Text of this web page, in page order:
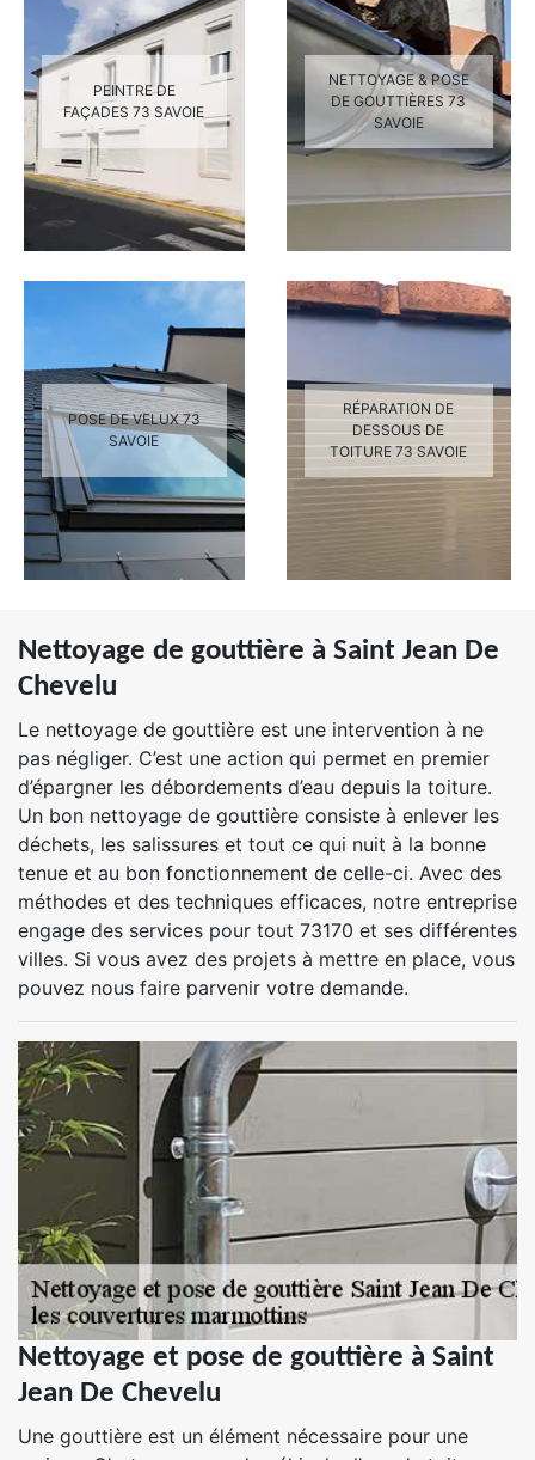
PEINTRE DE
FAÇADES 73 SAVOIE
NETTOYAGE & POSE
DE GOUTTIÈRES 73
SAVOIE
POSE DE VELUX 73
SAVOIE
RÉPARATION DE
DESSOUS DE
TOITURE 73 SAVOIE
Nettoyage de gouttière à Saint Jean De
Chevelu
Le nettoyage de gouttière est une intervention à ne
pas négliger. C’est une action qui permet en premier
d’épargner les débordements d’eau depuis la toiture.
Un bon nettoyage de gouttière consiste à enlever les
déchets, les salissures et tout ce qui nuit à la bonne
tenue et au bon fonctionnement de celle-ci. Avec des
méthodes et des techniques efficaces, notre entreprise
engage des services pour tout 73170 et ses différentes
villes. Si vous avez des projets à mettre en place, vous
pouvez nous faire parvenir votre demande.
Nettoyage et pose de gouttière à Saint
Jean De Chevelu
Une gouttière est un élément nécessaire pour une